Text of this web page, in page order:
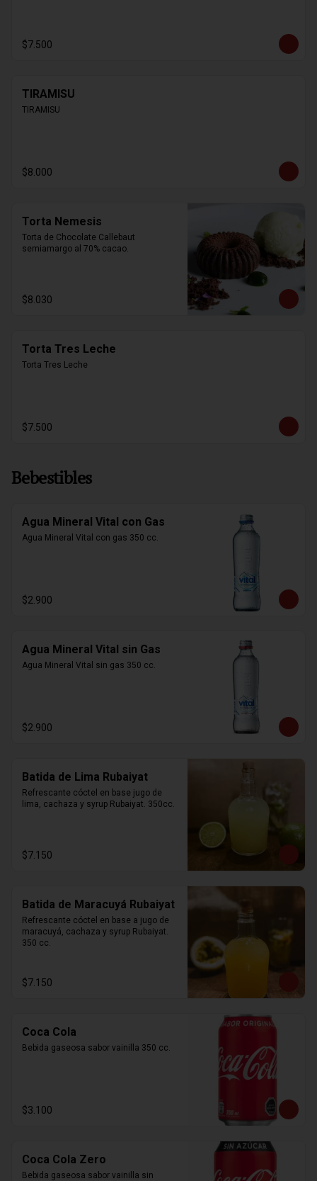
$7.500
TIRAMISU
TIRAMISU
$8.000
Torta Nemesis
Torta de Chocolate Callebaut
semiamargo al 70% cacao.
$8.030
Torta Tres Leche
Torta Tres Leche
$7.500
Bebestibles
Agua Mineral Vital con Gas
Agua Mineral Vital con gas 350 cc.
$2.900
Agua Mineral Vital sin Gas
Agua Mineral Vital sin gas 350 cc.
$2.900
Batida de Lima Rubaiyat
Refrescante cóctel en base jugo de
lima, cachaza y syrup Rubaiyat. 350cc.
$7.150
Batida de Maracuyá Rubaiyat
Refrescante cóctel en base a jugo de
maracuyá, cachaza y syrup Rubaiyat.
350 cc.
$7.150
Coca Cola
Bebida gaseosa sabor vainilla 350 cc.
$3.100
Coca Cola Zero
Bebida gaseosa sabor vainilla sin